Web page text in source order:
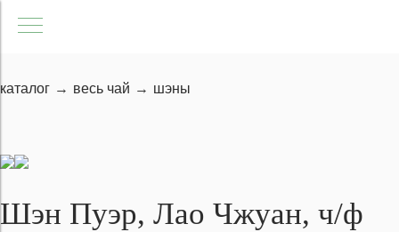
каталог → весь чай → шэны
Шэн Пуэр, Лао Чжуан, ч/ф